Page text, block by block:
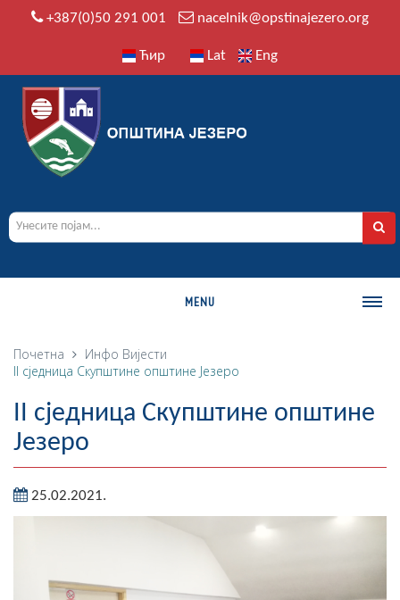
+387(0)50 291 001 nacelnik@opstinajezero.org
Ћир Lat Eng
MENU
О ОПШТИНИ
Историја
Географија
Насељена мјеста
Занимљивости
НАЧЕЛНИК
Почетна Инфо Вијести
II сједница Скупштине општине Језеро
II сједница Скупштине општине
Језеро
25.02.2021.